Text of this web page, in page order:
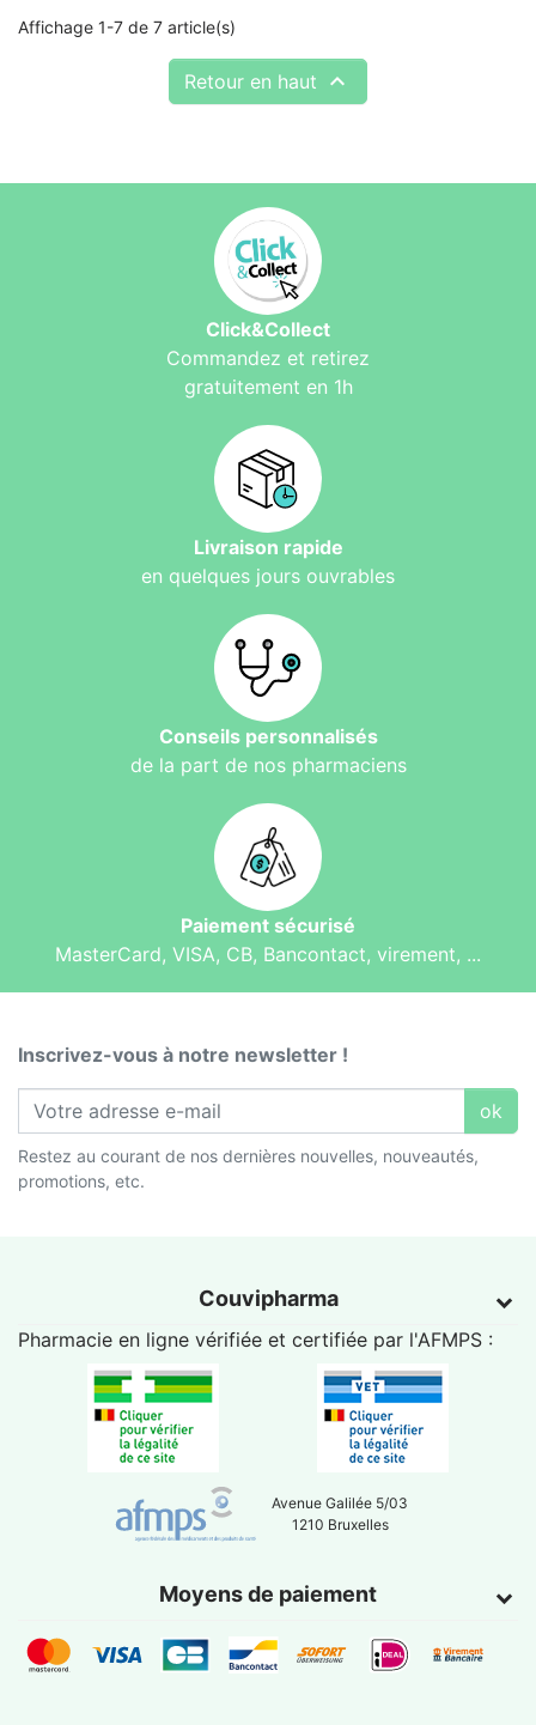
Affichage 1-7 de 7 article(s)
Retour en haut 
Click&Collect
Commandez et retirez
gratuitement en 1h
Livraison rapide
en quelques jours ouvrables
Conseils personnalisés
de la part de nos pharmaciens
Paiement sécurisé
MasterCard, VISA, CB, Bancontact, virement, ...
Inscrivez-vous à notre newsletter !
ok
Restez au courant de nos dernières nouvelles, nouveautés,
promotions, etc.
Couvipharma
Pharmacie en ligne vérifiée et certifiée par l'AFMPS :
Avenue Galilée 5/03
1210 Bruxelles
Moyens de paiement